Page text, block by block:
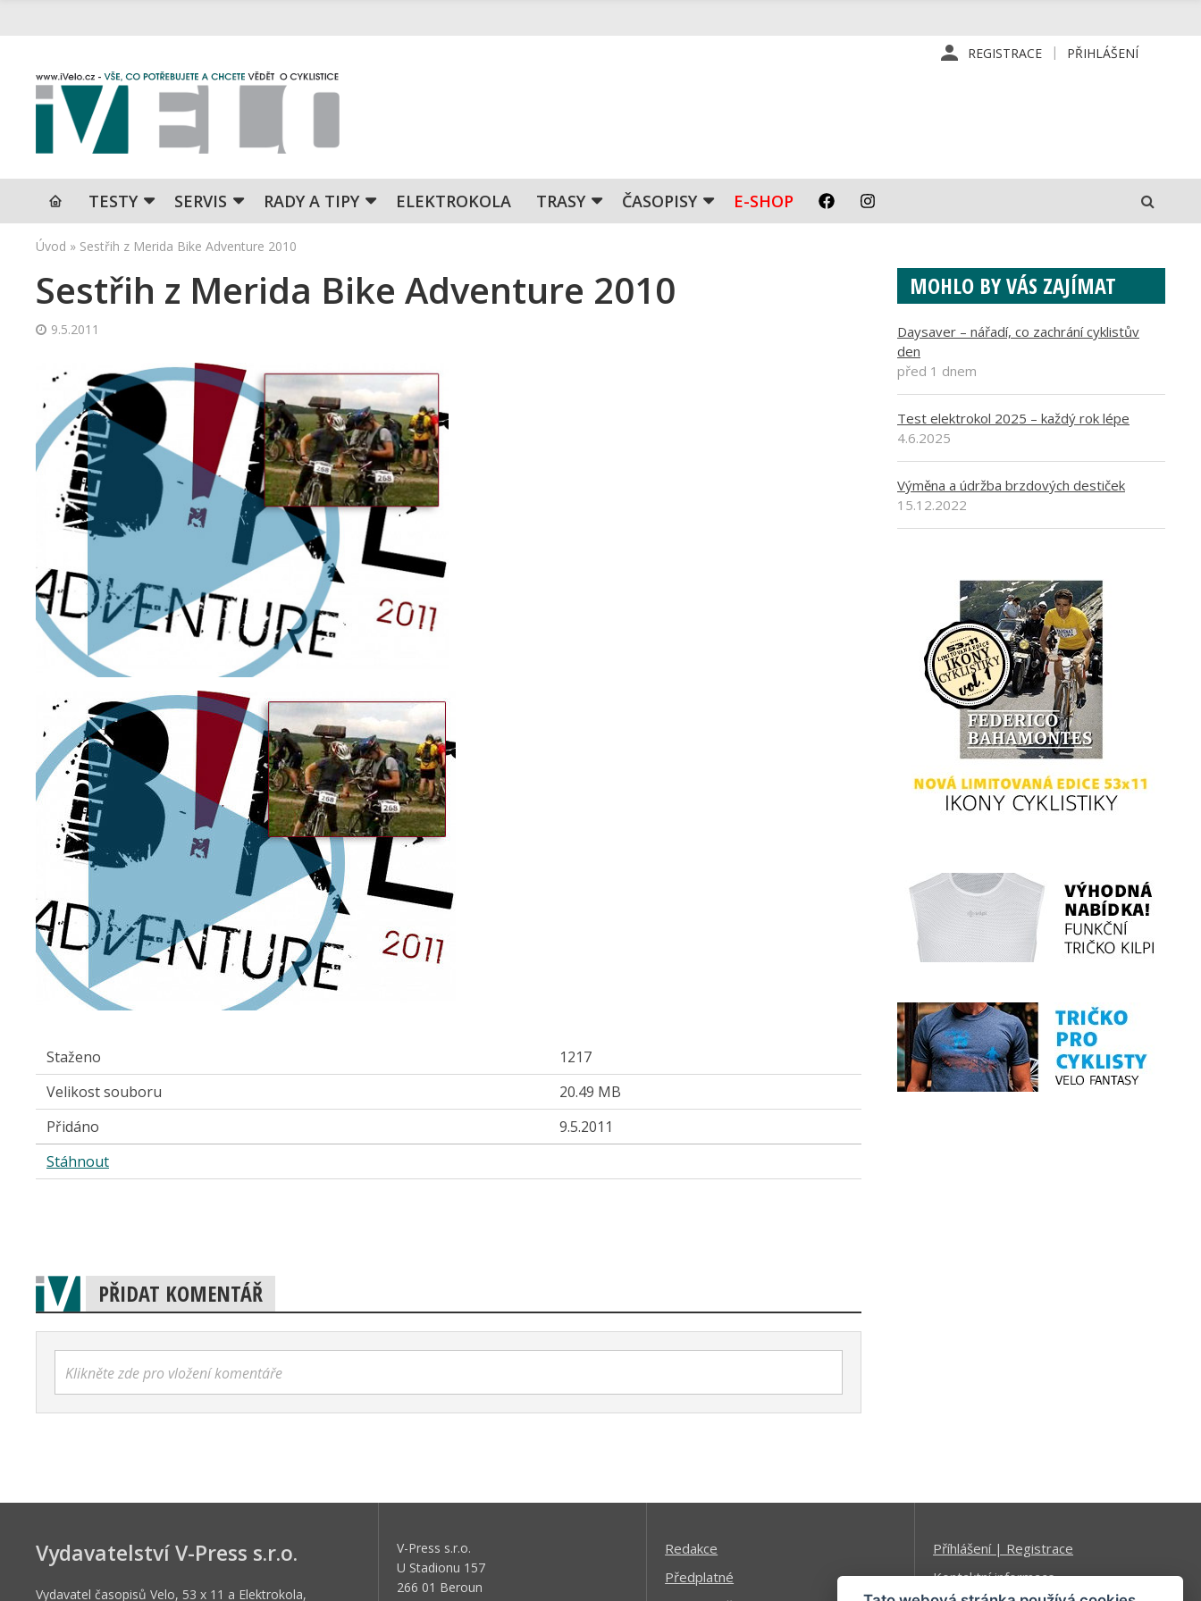
REGISTRACE PŘIHLÁŠENÍ
TESTY SERVIS RADY A TIPY ELEKTROKOLA TRASY ČASOPISY E-SHOP
Úvod » Sestřih z Merida Bike Adventure 2010
Sestřih z Merida Bike Adventure 2010
9.5.2011
Staženo
1217
Velikost souboru
20.49 MB
Přidáno
9.5.2011
Stáhnout
PŘIDAT KOMENTÁŘ
Klikněte zde pro vložení komentáře
MOHLO BY VÁS ZAJÍMAT
Daysaver – nářadí, co zachrání cyklistův
den
před 1 dnem
Test elektrokol 2025 – každý rok lépe
4.6.2025
Výměna a údržba brzdových destiček
15.12.2022
Vydavatelství V-Press s.r.o.
Vydavatel časopisů Velo, 53 x 11 a Elektrokola,
V-Press s.r.o.
U Stadionu 157
266 01 Beroun
Redakce
Předplatné
Příhlášení | Registrace
Kontaktní informace